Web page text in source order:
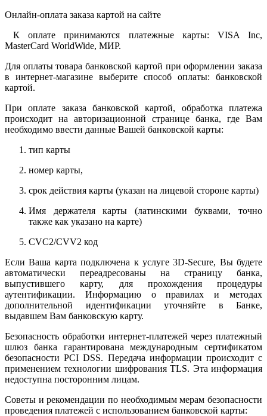
Онлайн-оплата заказа картой на сайте
К оплате принимаются платежные карты: VISA Inc,
MasterCard WorldWide, МИР.
Для оплаты товара банковской картой при оформлении заказа
в интернет-магазине выберите способ оплаты: банковской
картой.
При оплате заказа банковской картой, обработка платежа
происходит на авторизационной странице банка, где Вам
необходимо ввести данные Вашей банковской карты:
тип карты
номер карты,
срок действия карты (указан на лицевой стороне карты)
Имя держателя карты (латинскими буквами, точно
также как указано на карте)
CVC2/CVV2 код
Если Ваша карта подключена к услуге 3D-Secure, Вы будете
автоматически переадресованы на страницу банка,
выпустившего карту, для прохождения процедуры
аутентификации. Информацию о правилах и методах
дополнительной идентификации уточняйте в Банке,
выдавшем Вам банковскую карту.
Безопасность обработки интернет-платежей через платежный
шлюз банка гарантирована международным сертификатом
безопасности PCI DSS. Передача информации происходит с
применением технологии шифрования TLS. Эта информация
недоступна посторонним лицам.
Советы и рекомендации по необходимым мерам безопасности
проведения платежей с использованием банковской карты: